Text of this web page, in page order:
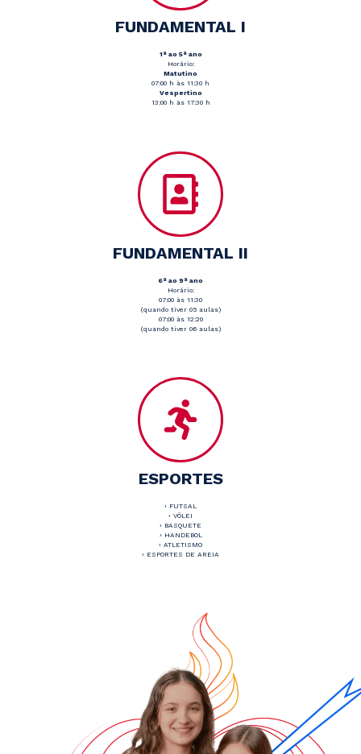
FUNDAMENTAL I
1ª ao 5ª ano
Horário:
Matutino
07:00 h às 11:30 h
Vespertino
13:00 h às 17:30 h
FUNDAMENTAL II
6ª ao 9ª ano
Horário:
07:00 às 11:30
(quando tiver 05 aulas)
07:00 às 12:20
(quando tiver 06 aulas)
ESPORTES
› FUTSAL
› VÔLEI
› BASQUETE
› HANDEBOL
› ATLETISMO
› ESPORTES DE AREIA